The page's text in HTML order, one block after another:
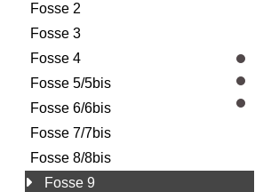
Fosse 2
Fosse 3
Fosse 4
Fosse 5/5bis
Fosse 6/6bis
Fosse 7/7bis
Fosse 8/8bis
Fosse 9